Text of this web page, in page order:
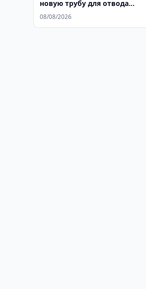
новую трубу для отвода
дождевой воды
08/08/2026